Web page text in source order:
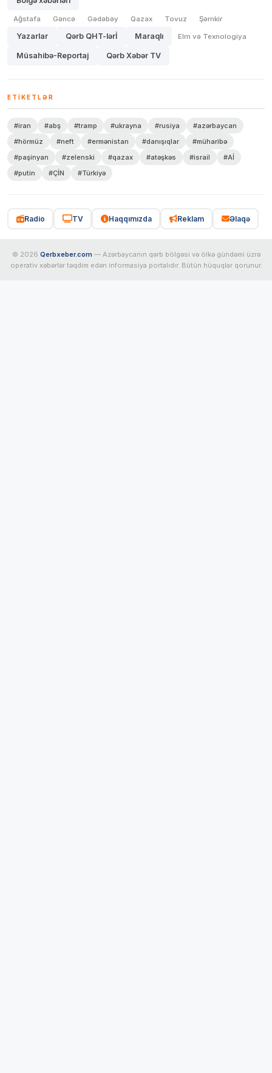
Ağstafa Gəncə Gədəbəy Qazax Tovuz Şəmkir
Yazarlar Qərb QHT-lərİ Maraqlı Elm və Texnologiya
Müsahibə-Reportaj Qərb Xəbər TV
ETIKETLƏR
#iran #abş #tramp #ukrayna #rusiya
#azərbaycan
#hörmüz
#neft #ermənistan #danışıqlar
#müharibə
#paşinyan
#zelenski #qazax #atəşkəs #israil
#Aİ
#putin
#ÇİN #Türkiyə
Radio TV Haqqımızda Reklam Əlaqə
© 2026 Qerbxeber.com — Azərbaycanın qərb bölgəsi və ölkə gündəmi üzrə
operativ xəbərlər təqdim edən informasiya portalıdır. Bütün hüquqlar qorunur.